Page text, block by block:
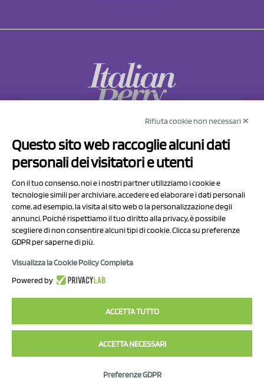
Via Prov.le Sassuolo Vignola 315/1
41057 Spilamberto (MO)
P.I/C.F. 01041460369
REA: MO 208553
Capitale sociale Euro 50.000,00 i.v.
Rifiuta cookie non necessari ✕
Questo sito web raccoglie alcuni dati
personali dei visitatori e utenti
Con il tuo consenso, noi e i nostri partner utilizziamo i cookie e
tecnologie simili per archiviare, accedere ed elaborare i dati personali
come, ad esempio, la visita al sito web o la personalizzazione degli
annunci. Poiché rispettiamo il tuo diritto alla privacy, è possibile
scegliere di non consentire alcuni tipi di cookie. Clicca su preferenze
GDPR per saperne di più.
Visualizza la Cookie Policy Completa
Powered by
ACCETTA TUTTO
ACCETTA NECESSARI
Preferenze GDPR